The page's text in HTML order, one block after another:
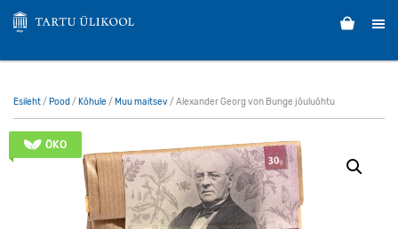
Esileht/ Pood / Kõhule / Muu maitsev/ Alexander Georg von Bunge jõuluõhtu
ÖKO